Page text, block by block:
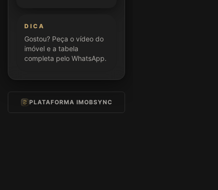
DICA
Gostou? Peça o vídeo do
imóvel e a tabela
completa pelo WhatsApp.
PLATAFORMA IMOBSYNC